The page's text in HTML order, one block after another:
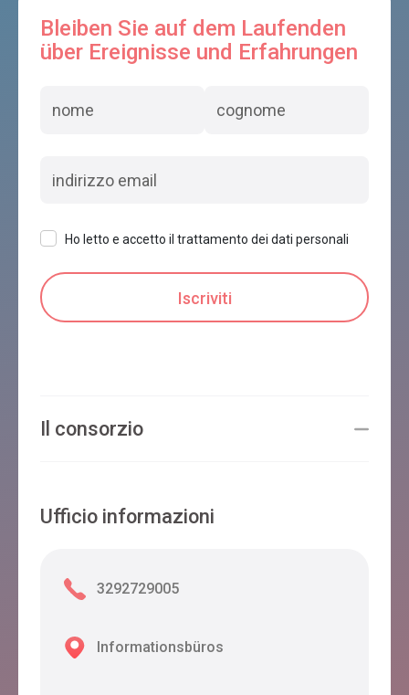
Bleiben Sie auf dem Laufenden
über Ereignisse und Erfahrungen
Ho letto e accetto il trattamento dei dati personali
Il consorzio
Ufficio informazioni
3292729005
Informationsbüros